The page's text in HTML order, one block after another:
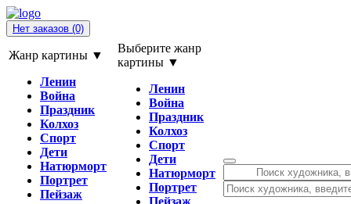
Нет заказов (0)
Жанр картины ▼
Ленин
Война
Праздник
Колхоз
Спорт
Дети
Натюрморт
Портрет
Пейзаж
Выберите жанр
картины ▼
Ленин
Война
Праздник
Колхоз
Спорт
Дети
Натюрморт
Портрет
Пейзаж